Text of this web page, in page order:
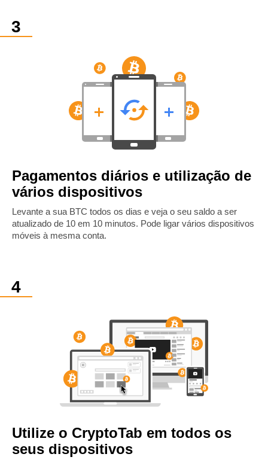
Pagamentos diários e utilização de
vários dispositivos
Levante a sua BTC todos os dias e veja o seu saldo a ser
atualizado de 10 em 10 minutos. Pode ligar vários dispositivos
móveis à mesma conta.
Utilize o CryptoTab em todos os
seus dispositivos